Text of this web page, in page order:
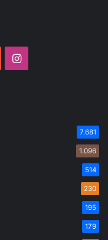
YouTubeInstagram
7.681
1.096
514
230
195
179